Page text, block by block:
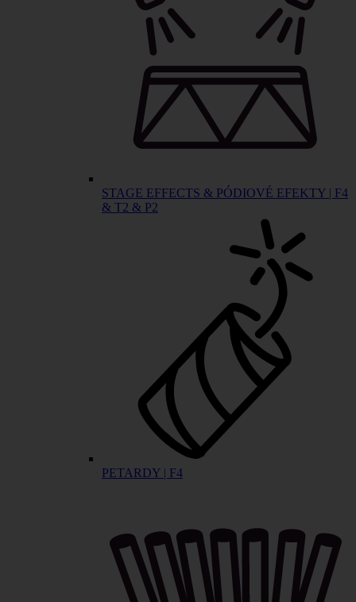
STAGE EFFECTS & PÓDIOVÉ EFEKTY | F4
& T2 & P2
PETARDY | F4